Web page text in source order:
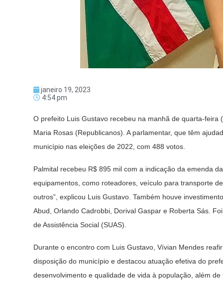
janeiro 19, 2023
4:54 pm
O prefeito Luis Gustavo recebeu na manhã de quarta-
Maria Rosas (Republicanos). A parlamentar, que têm
município nas eleições de 2022, com 488 votos.
Palmital recebeu R$ 895 mil com a indicação da emenda
equipamentos, como roteadores, veículo para transporte
outros”, explicou Luis Gustavo. Também houve
Abud, Orlando Cadrobbi, Dorival Gaspar e Roberta Sás.
de Assistência Social (SUAS).
Durante o encontro com Luis Gustavo, Vívian Mendes
disposição do município e destacou atuação efetiva do
desenvolvimento e qualidade de vida à população, além